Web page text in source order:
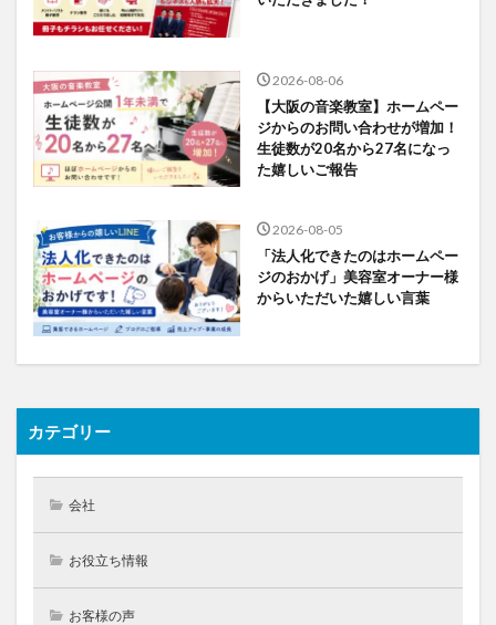
2026-08-06
【大阪の音楽教室】ホームペー
ジからのお問い合わせが増加！
生徒数が20名から27名になっ
た嬉しいご報告
2026-08-05
「法人化できたのはホームペー
ジのおかげ」美容室オーナー様
からいただいた嬉しい言葉
カテゴリー
会社
お役立ち情報
お客様の声